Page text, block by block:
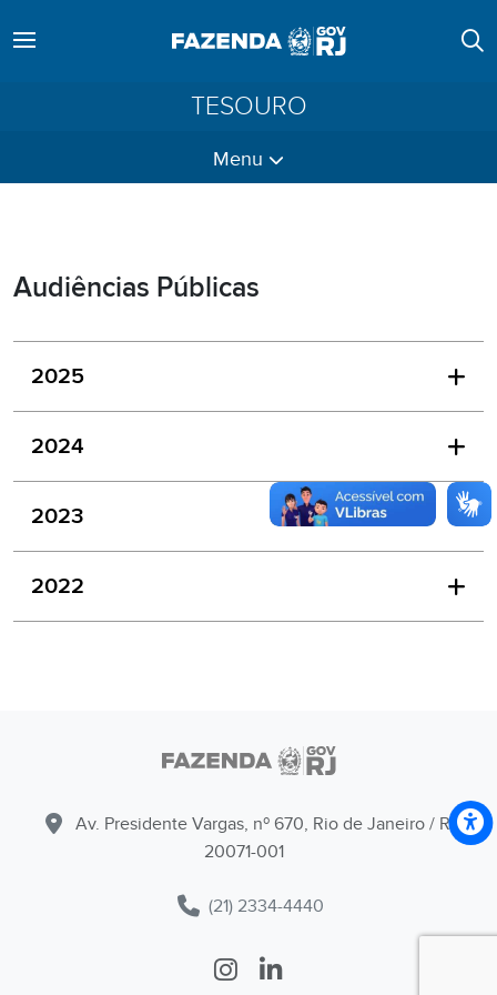
TESOURO
Menu
Audiências Públicas
2025
2024
2023
2022
Av. Presidente Vargas, nº 670, Rio de Janeiro / RJ -
20071-001
(21) 2334-4440